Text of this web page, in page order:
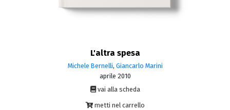
L'altra spesa
Michele Bernelli, Giancarlo Marini
aprile 2010
vai alla scheda
metti nel carrello